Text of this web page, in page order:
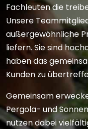
Fachleuten die
Unsere
außergewöhnliche
liefern. Sie sind
haben das
Kunden zu
Gemeinsam
Pergola- und
nutzen dabei